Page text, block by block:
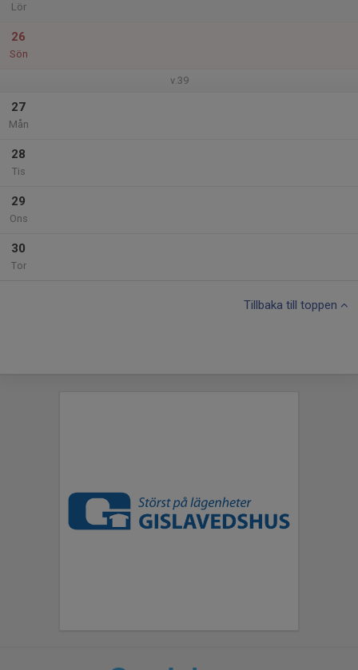
Lör
26
Sön
v.39
27
Mån
28
Tis
29
Ons
30
Tor
Tillbaka till toppen